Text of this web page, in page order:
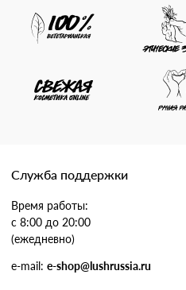
Служба поддержки
Время работы:
с 8:00 до 20:00
(ежедневно)
e-mail: e-shop@lushrussia.ru